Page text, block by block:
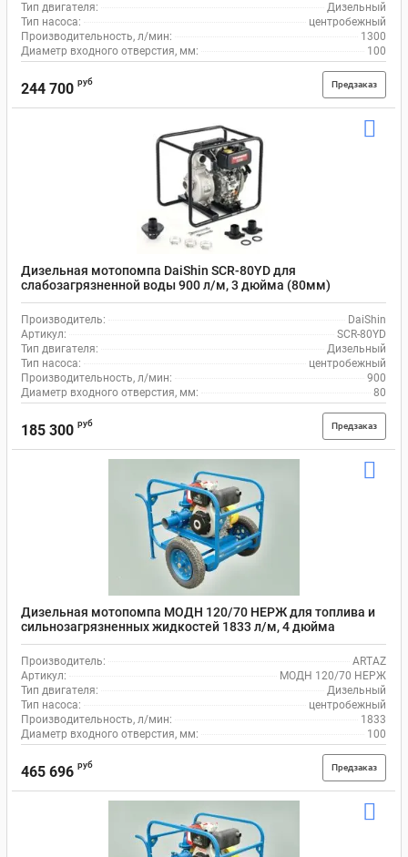
Тип двигателя:
Дизельный
Тип насоса:
центробежный
Производительность, л/мин:
1300
Диаметр входного отверстия, мм:
100
244 700 руб Предзаказ
Дизельная мотопомпа DaiShin SCR-80YD для
слабозагрязненной воды 900 л/м, 3 дюйма (80мм)
Производитель:
DaiShin
Артикул:
SCR-80YD
Тип двигателя:
Дизельный
Тип насоса:
центробежный
Производительность, л/мин:
900
Диаметр входного отверстия, мм:
80
185 300 руб Предзаказ
Дизельная мотопомпа МОДН 120/70 НЕРЖ для топлива и
сильнозагрязненных жидкостей 1833 л/м, 4 дюйма
(100мм)
Производитель:
ARTAZ
Артикул:
МОДН 120/70 НЕРЖ
Тип двигателя:
Дизельный
Тип насоса:
центробежный
Производительность, л/мин:
1833
Диаметр входного отверстия, мм:
100
465 696 руб Предзаказ